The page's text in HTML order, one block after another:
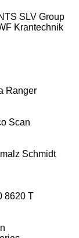
SLV Group
Krantechnik
Ranger
Scan
Schmidt
8620 T